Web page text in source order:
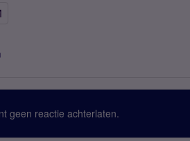
geen reactie achterlaten.